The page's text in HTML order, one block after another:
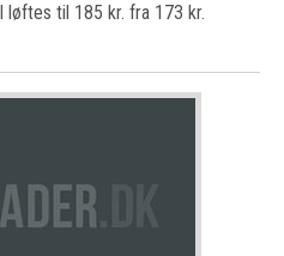
løftes til 185 kr. fra 173 kr.